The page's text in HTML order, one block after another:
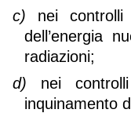
c) nei controlli
dell’energia
radiazioni;
d) nei
inquinamento